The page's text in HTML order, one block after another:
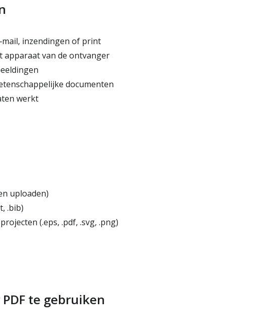
inzendingen of print
apparaat van de ontvanger
documenten
werkt
uploaden)
.bib)
(.eps, .pdf, .svg, .png)
te gebruiken